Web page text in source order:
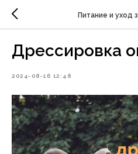
Питание и уход
Дрессировка
2024-08-16 12:48